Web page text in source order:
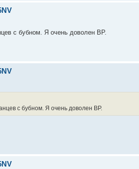
с бубном. Я очень доволен ВР.
с бубном. Я очень доволен ВР.